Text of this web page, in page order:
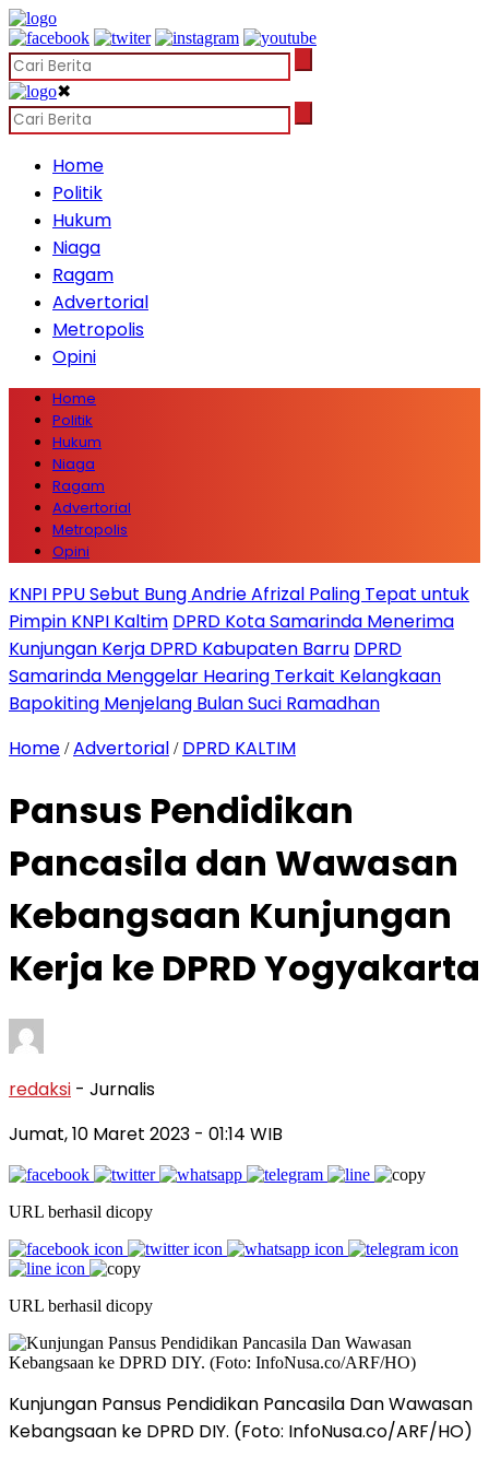
✖
Home
Politik
Hukum
Niaga
Ragam
Advertorial
Metropolis
Opini
Home
Politik
Hukum
Niaga
Ragam
Advertorial
Metropolis
Opini
KNPI PPU Sebut Bung Andrie Afrizal Paling Tepat untuk
Pimpin KNPI Kaltim DPRD Kota Samarinda Menerima
Kunjungan Kerja DPRD Kabupaten Barru DPRD
Samarinda Menggelar Hearing Terkait Kelangkaan
Bapokiting Menjelang Bulan Suci Ramadhan
Home /Advertorial / DPRD KALTIM
Pansus Pendidikan
Pancasila dan Wawasan
Kebangsaan Kunjungan
Kerja ke DPRD Yogyakarta
redaksi - Jurnalis
Jumat, 10 Maret 2023 - 01:14 WIB
URL berhasil dicopy
URL berhasil dicopy
Kunjungan Pansus Pendidikan Pancasila Dan Wawasan
Kebangsaan ke DPRD DIY. (Foto: InfoNusa.co/ARF/HO)